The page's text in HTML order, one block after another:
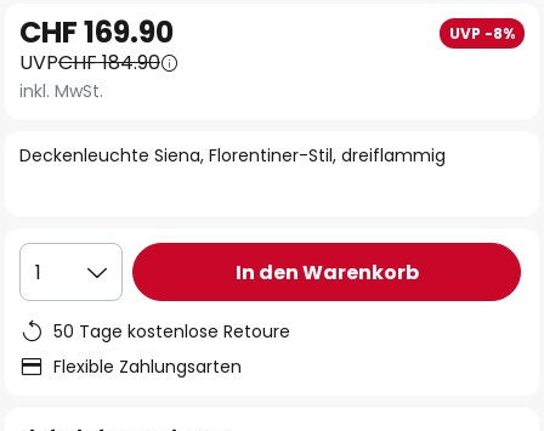
Anfang
der
Bildgalerie
Deckenleuchte Siena, Florentiner-Stil, dreiflammig
CHF 169.90 UVP -8%
UVPCHF 184.90
inkl. MwSt.
1 In den Warenkorb
50 Tage kostenlose Retoure
Flexible Zahlungsarten